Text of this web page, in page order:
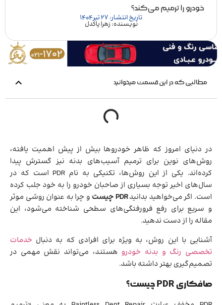
خودرو را ترمیم می‌کند؟
تاریخ انتشار: 27 تیر 1404
نویسنده: زهرا پاکدل
مطالبی که در این قسمت میخوانید
در دنیای امروز که ظاهر خودروها بیش از پیش اهمیت یافته،
روش‌های نوین برای ترمیم آسیب‌های بدنه نیز گسترش پیدا
کرده‌اند. یکی از این روش‌ها، تکنیکی به نام PDR است که در
سال‌های اخیر توجه بسیاری از صاحبان خودرو را به خود جلب کرده
است. اگر می‌خواهید بدانیدPDR چیست
و چرا به عنوان روشی موثر
و سریع برای رفع فرورفتگی‌های سطحی شناخته می‌شود، این
مقاله را از دست ندهید.
آشنایی با این روش، به ویژه برای افرادی که به دنبال خدمات
تخصصی رنگ و بدنه خودروهستند، می‌تواند نقش مهمی در
تصمیم‌گیری بهتر داشته باشد.
صافکاری PDR چیست؟